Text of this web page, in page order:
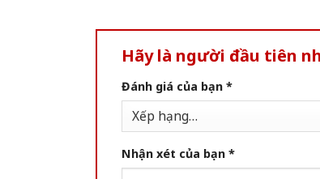
Hãy là người đầu tiên
Đánh giá của bạn *
Nhận xét của bạn *